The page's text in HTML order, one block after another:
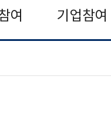
색
여 기업참여